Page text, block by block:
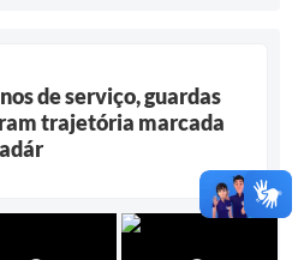
de serviço, guardas
trajetória marcada